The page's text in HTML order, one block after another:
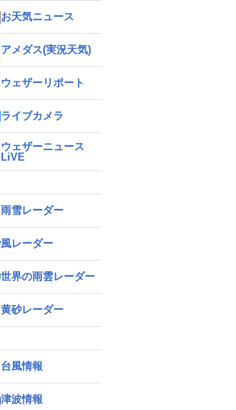
お天気ニュース
アメダス(実況天気)
ウェザーリポート
ライブカメラ
ウェザーニュース
LiVE
雨雪レーダー
風レーダー
世界の雨雲レーダー
黄砂レーダー
台風情報
津波情報